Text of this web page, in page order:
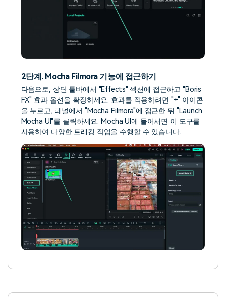
2단계. Mocha Filmora 기능에 접근하기
다음으로, 상단 툴바에서 "Effects" 섹션에 접근하고 "Boris
FX" 효과 옵션을 확장하세요. 효과를 적용하려면 "+" 아이콘
을 누르고, 패널에서 "Mocha Filmora"에 접근한 뒤 "Launch
Mocha UI"를 클릭하세요. Mocha UI에 들어서면 이 도구를
사용하여 다양한 트래킹 작업을 수행할 수 있습니다.